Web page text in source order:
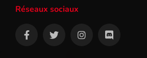
Réseaux sociaux